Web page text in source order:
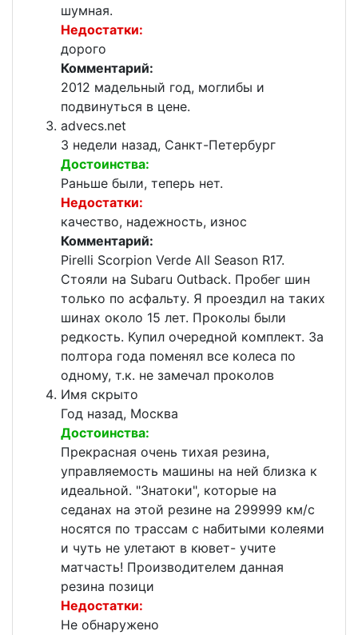
шумная.
Недостатки:
дорого
Комментарий:
2012 мадельный год, моглибы и
подвинуться в цене.
advecs.net
3 недели назад, Санкт-Петербург
Достоинства:
Раньше были, теперь нет.
Недостатки:
качество, надежность, износ
Комментарий:
Pirelli Scorpion Verde All Season R17.
Стояли на Subaru Outback. Пробег шин
только по асфальту. Я проездил на таких
шинах около 15 лет. Проколы были
редкость. Купил очередной комплект. За
полтора года поменял все колеса по
одному, т.к. не замечал проколов
Имя скрыто
Год назад, Москва
Достоинства:
Прекрасная очень тихая резина,
управляемость машины на ней близка к
идеальной. "Знатоки", которые на
седанах на этой резине на 299999 км/с
носятся по трассам с набитыми колеями
и чуть не улетают в кювет- учите
матчасть! Производителем данная
резина позици
Недостатки:
Не обнаружено